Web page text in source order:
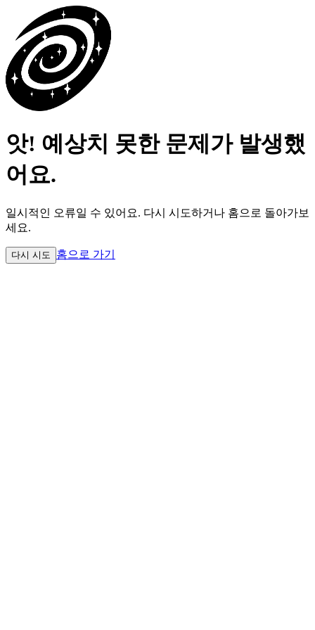
앗! 예상치 못한 문제가 발생했
어요.
일시적인 오류일 수 있어요. 다시 시도하거나 홈으로 돌아가보
세요.
다시 시도 홈으로 가기